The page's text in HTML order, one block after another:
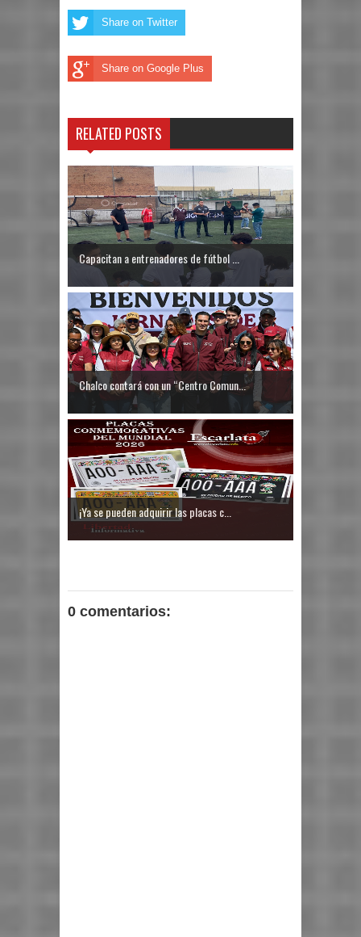
Share on Twitter
Share on Google Plus
RELATED POSTS
Capacitan a entrenadores de fútbol ...
Chalco contará con un “Centro Comun...
¡Ya se pueden adquirir las placas c...
0 comentarios: